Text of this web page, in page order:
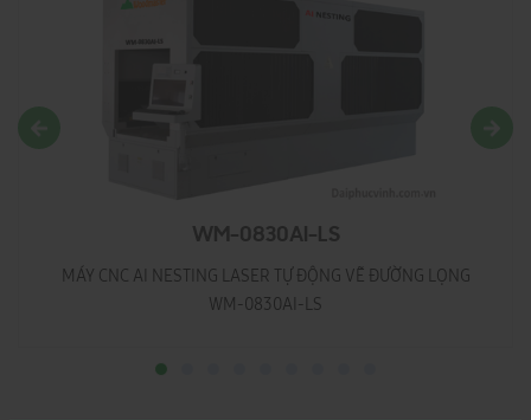
WM-0830AI-LS
MÁY CNC AI NESTING LASER TỰ ĐỘNG VẼ ĐƯỜNG LỌNG
WM-0830AI-LS